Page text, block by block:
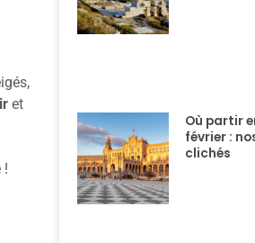
et
!
Où partir
février :
clichés